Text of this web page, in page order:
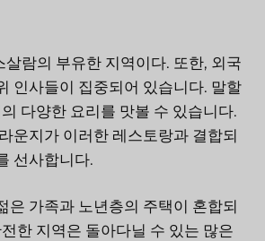
람의 부유한 지역이다. 또한, 외국
인사들이 집중되어 있습니다. 말할
다양한 요리를 맛볼 수 있습니다.
운지가 이러한 레스토랑과 결합되
선사합니다.
은 가족과 노년층의 주택이 혼합되
한 지역은 돌아다닐 수 있는 많은